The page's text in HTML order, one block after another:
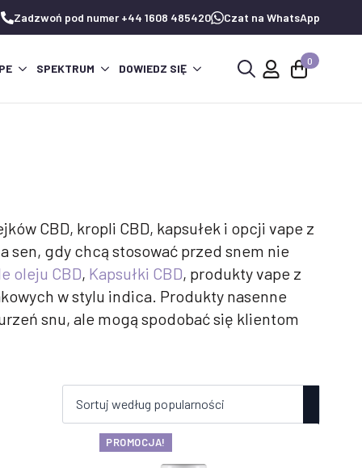
Zadzwoń pod numer +44 1608 485420 Czat na WhatsApp
SPEKTRUM DOWIEDZ SIĘ
0
CBD, kropli CBD, kapsułek i opcji vape z
sen, gdy chcą stosować przed snem nie
oleju CBD, Kapsułki CBD, produkty vape z
w stylu indica. Produkty nasenne
snu, ale mogą spodobać się klientom
PROMOCJA!